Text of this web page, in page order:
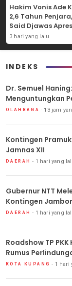
Hakim Vonis Ade
2,6 Tahun
Said Djawas
Putusan
3 hari yang lalu
INDEKS
Dr. Semuel
Menguntungkan
OLAHRAGA 13 jam
Kontingen
Jamnas XII
DAERAH 1 hari yang
Gubernur NTT
Kontingen
DAERAH 1 hari yang
Roadshow TP
Rumus
KOTA KUPANG 1 hari